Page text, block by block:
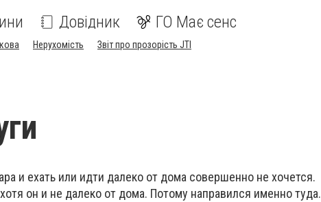
Довідник ГО Має сенс
Нерухомість Звіт про прозорість JTI
и ехать или идти далеко от дома совершенно не хочется.
он и не далеко от дома. Потому направился именно туда.